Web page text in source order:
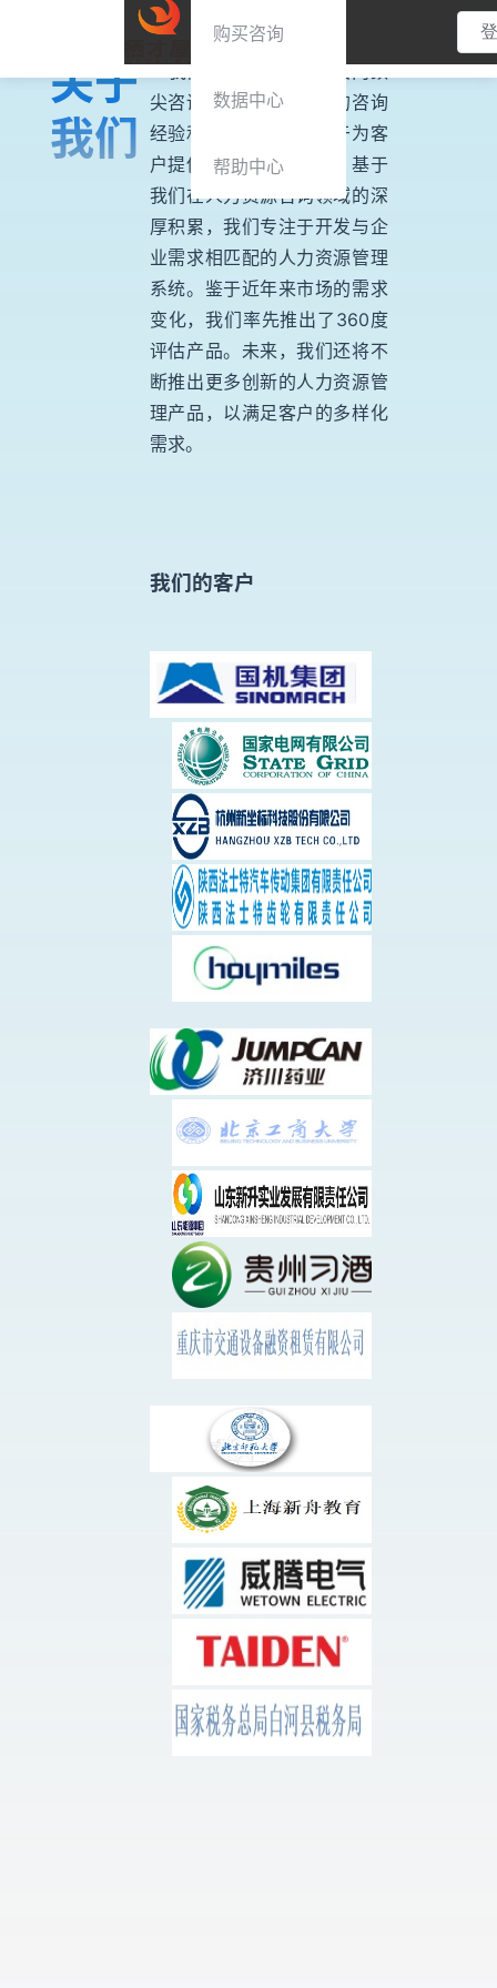
购买咨询
数据中心
帮助中心
关于
我们
我们的团队成员来自国内顶
尖咨询公司，具备丰富的咨询
经验和专业知识，致力于为客
户提供卓越的咨询服务。基于
我们在人力资源咨询领域的深
厚积累，我们专注于开发与企
业需求相匹配的人力资源管理
系统。鉴于近年来市场的需求
变化，我们率先推出了360度
评估产品。未来，我们还将不
断推出更多创新的人力资源管
理产品，以满足客户的多样化
需求。
我们的客户